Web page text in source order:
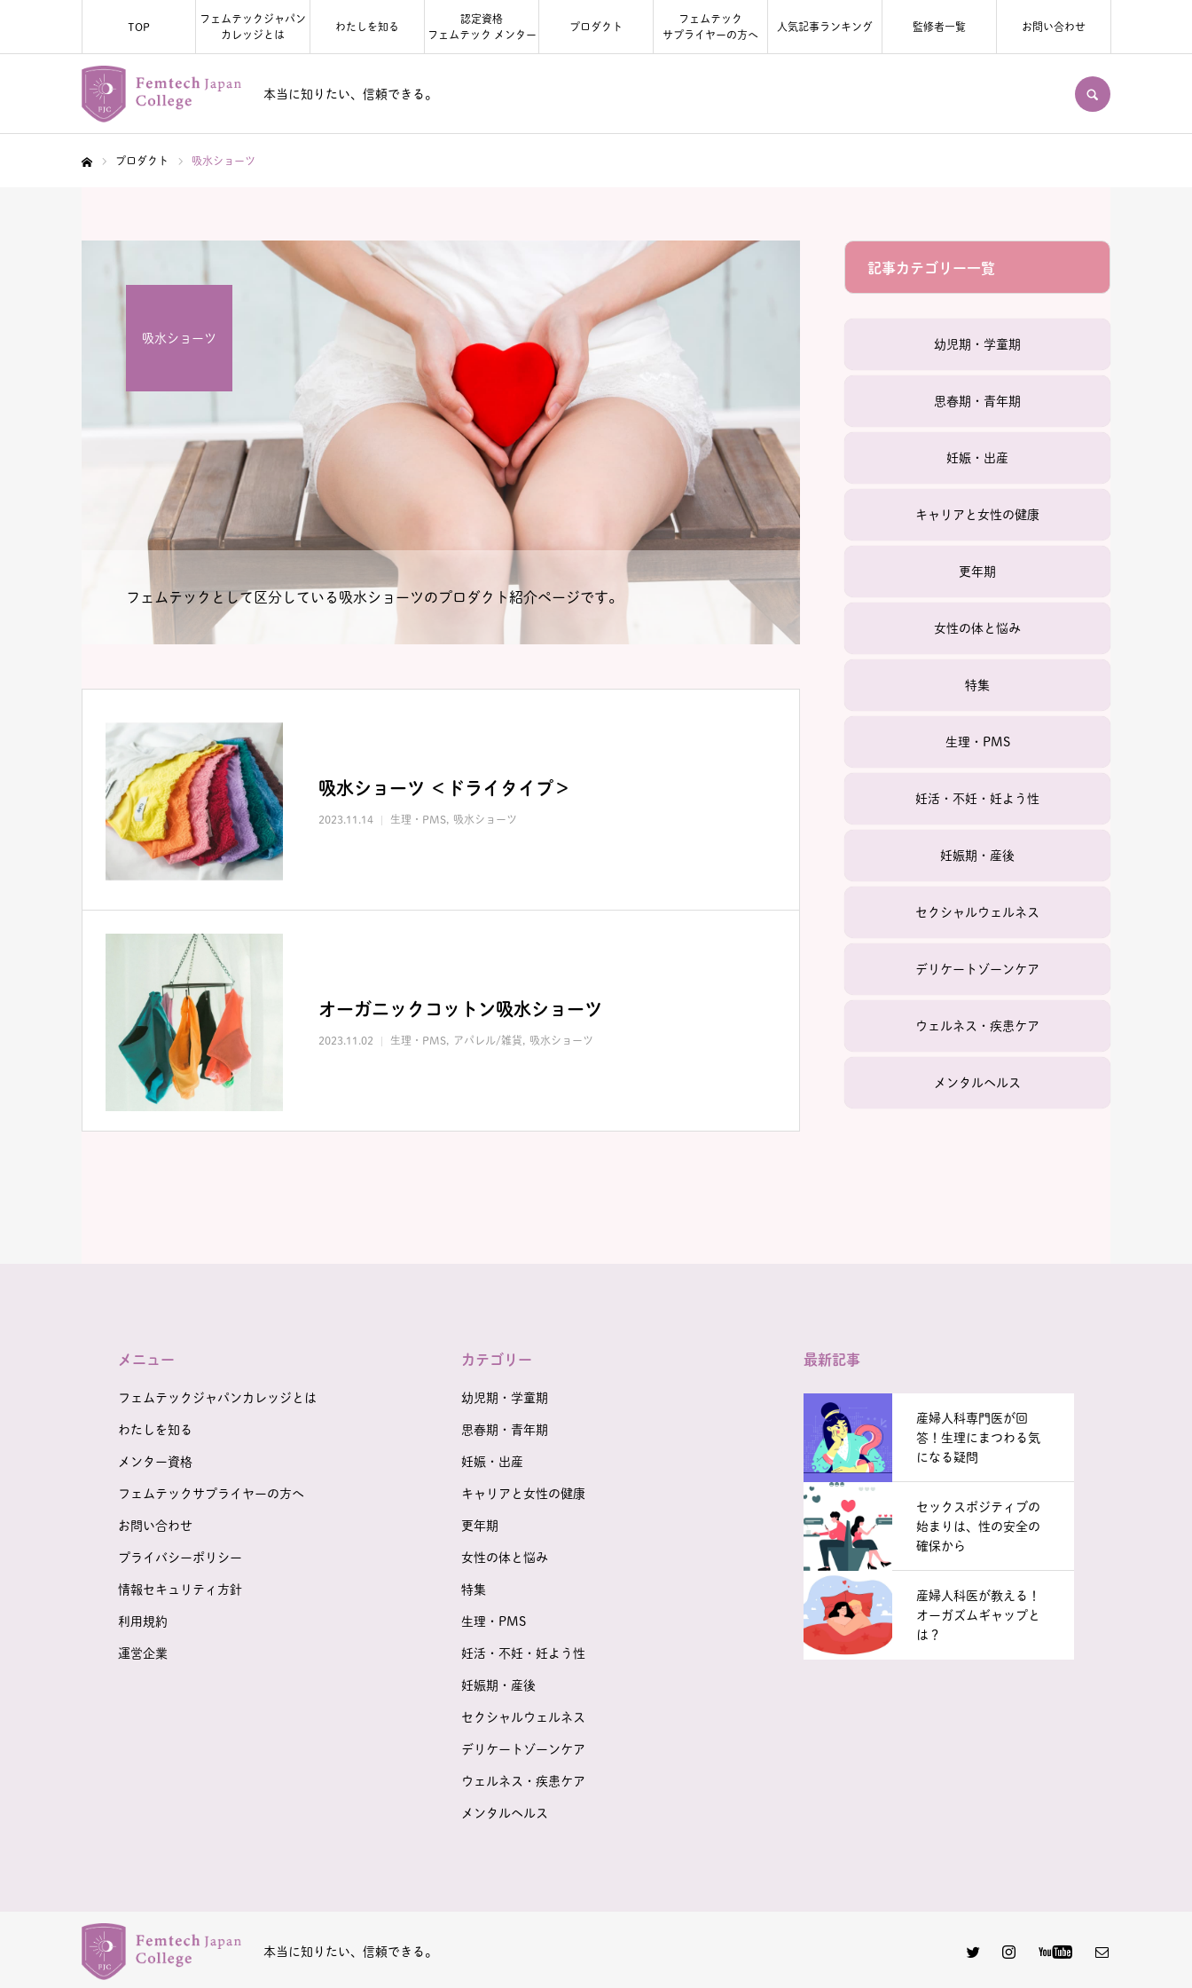
本当に知りたい、信頼できる。
TOP
フェムテックジャパン
カレッジとは
わたしを知る
認定資格
フェムテック メンター
プロダクト
フェムテック
サプライヤーの方へ
人気記事ランキング 監修者一覧 お問い合わせ
プロダクト 吸水ショーツ
吸水ショーツ
フェムテックとして区分している吸水ショーツのプロダクト紹介ページです。
吸水ショーツ ＜ドライタイプ＞
2023.11.14 生理・PMS 吸水ショーツ
オーガニックコットン吸水ショーツ
2023.11.02 生理・PMS アパレル/雑貨 吸水ショーツ
記事カテゴリー一覧
幼児期・学童期
思春期・青年期
妊娠・出産
キャリアと女性の健康
更年期
女性の体と悩み
特集
生理・PMS
妊活・不妊・妊よう性
妊娠期・産後
セクシャルウェルネス
デリケートゾーンケア
ウェルネス・疾患ケア
メンタルヘルス
メニュー
フェムテックジャパンカレッジとは
わたしを知る
メンター資格
フェムテックサプライヤーの方へ
お問い合わせ
プライバシーポリシー
情報セキュリティ方針
利用規約
運営企業
カテゴリー
幼児期・学童期
思春期・青年期
妊娠・出産
キャリアと女性の健康
更年期
女性の体と悩み
特集
生理・PMS
妊活・不妊・妊よう性
妊娠期・産後
セクシャルウェルネス
デリケートゾーンケア
ウェルネス・疾患ケア
メンタルヘルス
最新記事
産婦人科専門医が回
答！生理にまつわる気
になる疑問
セックスポジティブの
始まりは、性の安全の
確保から
産婦人科医が教える！
オーガズムギャップと
は？
本当に知りたい、信頼できる。